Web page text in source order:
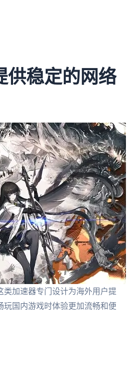
供稳定的网络
加速器专门设计为海外用户提
国内游戏时体验更加流畅和便